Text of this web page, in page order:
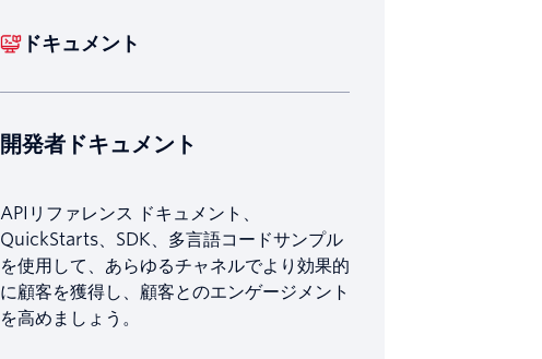
ドキュメント
開発者ドキュメント
APIリファレンス ドキュメント、
QuickStarts、SDK、多言語コードサンプル
を使用して、あらゆるチャネルでより効果的
に顧客を獲得し、顧客とのエンゲージメント
を高めましょう。